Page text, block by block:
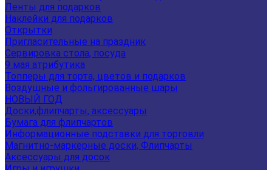
Ленты для подарков
Наклейки для подарков
Открытки
Пригласительные на праздник
Сервировка стола, посуда
9 мая атрибутика
Топперы для торта, цветов и подарков
Воздушные и фольгированные шары
НОВЫЙ ГОД
Доски,флипчарты, аксессуары
Бумага для флипчартов
Информационные подставки для торговли
Магнитно-маркерные доски, Флипчарты
Аксессуары для досок